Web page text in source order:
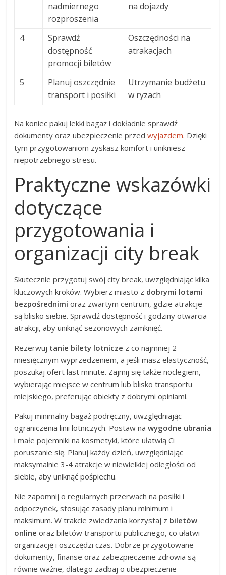
nadmiernego
rozproszenia
na dojazdy
4
Sprawdź
dostępność
promocji biletów
Oszczędności na
atrakacjach
5
Planuj oszczędnie
transport i posiłki
Utrzymanie budżetu
w ryzach
Na koniec pakuj lekki bagaż i dokładnie sprawdź
dokumenty oraz ubezpieczenie przedwyjazdem. Dzięki
tym przygotowaniom zyskasz komfort i unikniesz
niepotrzebnego stresu.
Praktyczne wskazówki
dotyczące
przygotowania i
organizacji city break
Skutecznie przygotuj swój city break, uwzględniając kilka
kluczowych kroków. Wybierz miasto z dobrymi lotami
bezpośrednimi oraz zwartym centrum, gdzie atrakcje
są blisko siebie. Sprawdź dostępność i godziny otwarcia
atrakcji, aby uniknąć sezonowych zamknięć.
Rezerwuj tanie bilety lotnicze z co najmniej 2-
miesięcznym wyprzedzeniem, a jeśli masz elastyczność,
poszukaj ofert last minute. Zajmij się także noclegiem,
wybierając miejsce w centrum lub blisko transportu
miejskiego, preferując obiekty z dobrymi opiniami.
Pakuj minimalny bagaż podręczny, uwzględniając
ograniczenia linii lotniczych. Postaw nawygodne ubrania
i małe pojemniki na kosmetyki, które ułatwią Ci
poruszanie się. Planuj każdy dzień, uwzględniając
maksymalnie 3-4 atrakcje w niewielkiej odległości od
siebie, aby uniknąć pośpiechu.
Nie zapomnij o regularnych przerwach na posiłki i
odpoczynek, stosując zasady planu minimum i
maksimum. W trakcie zwiedzania korzystaj z biletów
online oraz biletów transportu publicznego, co ułatwi
organizację i oszczędzi czas. Dobrze przygotowane
dokumenty, finanse oraz zabezpieczenie zdrowia są
równie ważne, dlatego zadbaj o ubezpieczenie